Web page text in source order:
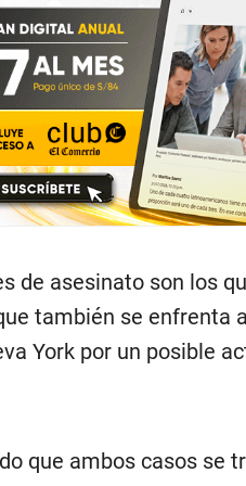
de asesinato son los
también se enfrenta
York por un posible
que ambos casos se